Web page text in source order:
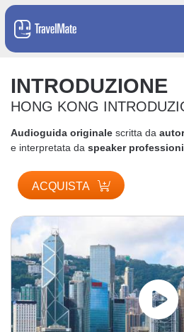
INTRODUZIONE
HONG KONG
Audioguida originale scritta da
e interpretata da speaker
ACQUISTA